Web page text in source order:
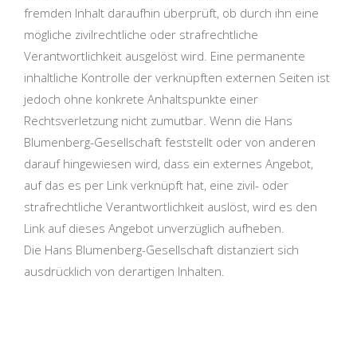
fremden Inhalt daraufhin überprüft, ob durch ihn eine
mögliche zivilrechtliche oder strafrechtliche
Verantwortlichkeit ausgelöst wird. Eine permanente
inhaltliche Kontrolle der verknüpften externen Seiten ist
jedoch ohne konkrete Anhaltspunkte einer
Rechtsverletzung nicht zumutbar. Wenn die Hans
Blumenberg-Gesellschaft feststellt oder von anderen
darauf hingewiesen wird, dass ein externes Angebot,
auf das es per Link verknüpft hat, eine zivil- oder
strafrechtliche Verantwortlichkeit auslöst, wird es den
Link auf dieses Angebot unverzüglich aufheben.
Die Hans Blumenberg-Gesellschaft distanziert sich
ausdrücklich von derartigen Inhalten.